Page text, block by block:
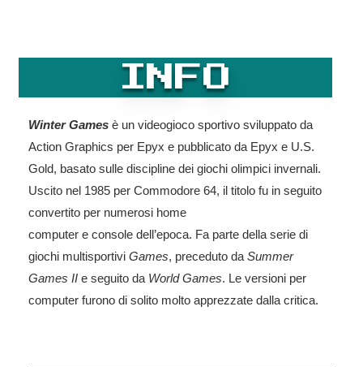
INFO
Winter Games è un videogioco sportivo sviluppato da
Action Graphics per Epyx e pubblicato da Epyx e U.S.
Gold, basato sulle discipline dei giochi olimpici invernali.
Uscito nel 1985 per Commodore 64, il titolo fu in seguito
convertito per numerosi home
computer e console dell’epoca. Fa parte della serie di
giochi multisportivi Games, preceduto da Summer
Games II e seguito da World Games. Le versioni per
computer furono di solito molto apprezzate dalla critica.